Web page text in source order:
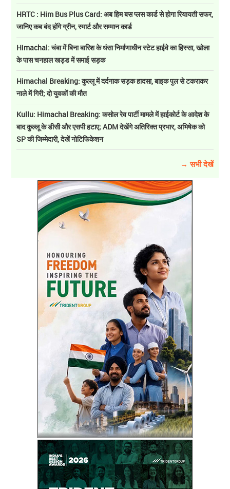
HRTC : Him Bus Plus Card: अब हिम बस प्लस कार्ड से होगा रियायती सफर,
जानिए कब बंद होंगे ग्रीन, स्मार्ट और सम्मान कार्ड
Himachal: चंबा में बिना बारिश के धंसा निर्माणाधीन स्टेट हाईवे का हिस्सा, खोला
के पास चनहाल खड्ड में समाई सड़क
Himachal Breaking: कुल्लू में दर्दनाक सड़क हादसा, बाइक पुल से टकराकर
नाले में गिरी; दो युवकों की मौत
Kullu: Himachal Breaking: कसोल रेव पार्टी मामले में हाईकोर्ट के आदेश के
बाद कुल्लू के डीसी और एसपी हटाए; ADM देखेंगे अतिरिक्त प्रभार, अभिषेक को
SP की जिम्मेदारी, देखें नोटिफिकेशन
→ सभी देखें